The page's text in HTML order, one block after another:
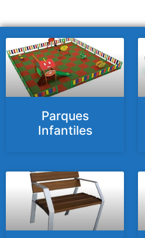
Parques
Infantiles